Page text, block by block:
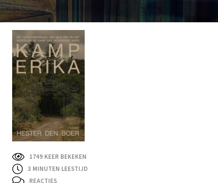
1749 KEER BEKEKEN
3 MINUTEN LEESTIJD
REACTIES